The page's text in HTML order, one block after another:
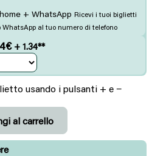
+ WhatsApp Ricevi i tuoi biglietti
al tuo numero di telefono
+ 1.34**
usando i pulsanti + e −